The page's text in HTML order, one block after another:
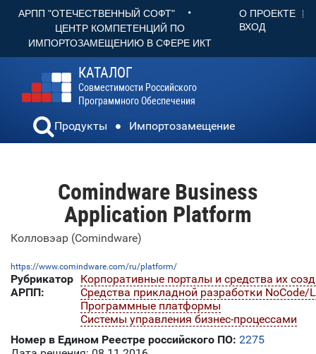
АРПП "ОТЕЧЕСТВЕННЫЙ СОФТ" •
ЦЕНТР КОМПЕТЕНЦИЙ ПО
ИМПОРТОЗАМЕЩЕНИЮ В СФЕРЕ ИКТ
О ПРОЕКТЕ
ВХОД
КАТАЛОГ
Совместимости Российского
Программного Обеспечения
Продукты Импортозамещение
Comindware Business
Application Platform
Колловэар (Comindware)
https://www.comindware.com/ru/platform/
Рубрикатор
АРПП:
Корпоративные порталы и средства их
Средства прикладной разработки NoCode/
Программные платформы
Системы управления бизнес-процессами
Номер в Едином Реестре российского ПО: 2275